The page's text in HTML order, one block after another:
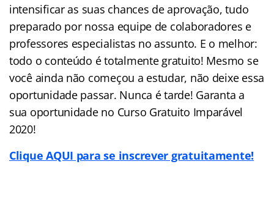
intensificar as suas chances de aprovação, tudo
preparado por nossa equipe de colaboradores e
professores especialistas no assunto. E o melhor:
todo o conteúdo é totalmente gratuito! Mesmo se
você ainda não começou a estudar, não deixe essa
oportunidade passar. Nunca é tarde! Garanta a
sua oportunidade no Curso Gratuito Imparável
2020!
Clique AQUI para se inscrever gratuitamente!